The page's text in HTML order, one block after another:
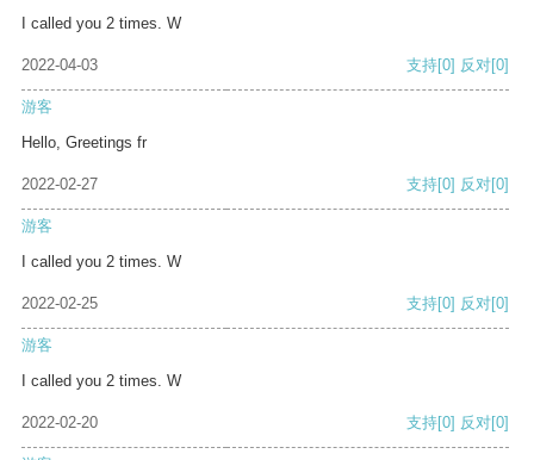
I called you 2 times. W
2022-04-03 支持[0] 反对[0]
游客
Hello, Greetings fr
2022-02-27 支持[0] 反对[0]
游客
I called you 2 times. W
2022-02-25 支持[0] 反对[0]
游客
I called you 2 times. W
2022-02-20 支持[0] 反对[0]